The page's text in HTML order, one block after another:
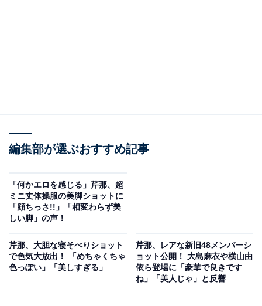
編集部が選ぶおすすめ記事
「何かエロを感じる」芹那、超
ミニ丈体操服の美脚ショットに
「顔ちっさ!!」「相変わらず美
しい脚」の声！
芹那、大胆な寝そべりショット
で色気大放出！ 「めちゃくちゃ
色っぽい」「美しすぎる」
芹那、レアな新旧48メンバーシ
ョット公開！ 大島麻衣や横山由
依ら登場に「豪華で良きです
ね」「美人じゃ」と反響